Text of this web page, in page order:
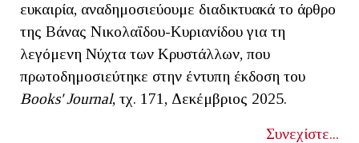
ευκαιρία, αναδημοσιεύουμε διαδικτυακά το άρθρο
της Βάνας Νικολαΐδου-Kυριανίδου για τη
λεγόμενη Νύχτα των Κρυστάλλων, που
πρωτοδημοσιεύτηκε στην έντυπη έκδοση του
Books' Journal, τχ. 171, Δεκέμβριος 2025.
Συνεχίστε...